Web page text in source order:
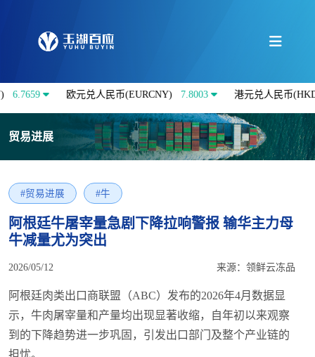
欧元兑人民币(EURCNY) 7.8003 港元兑人民币(HKDCNY)
贸易进展
#贸易进展 #牛
阿根廷牛屠宰量急剧下降拉响警报 输华主力母
牛减量尤为突出
2026/05/12 来源：领鲜云冻品
阿根廷肉类出口商联盟（ABC）发布的2026年4月数据显
示，牛肉屠宰量和产量均出现显著收缩，自年初以来观察
到的下降趋势进一步巩固，引发出口部门及整个产业链的